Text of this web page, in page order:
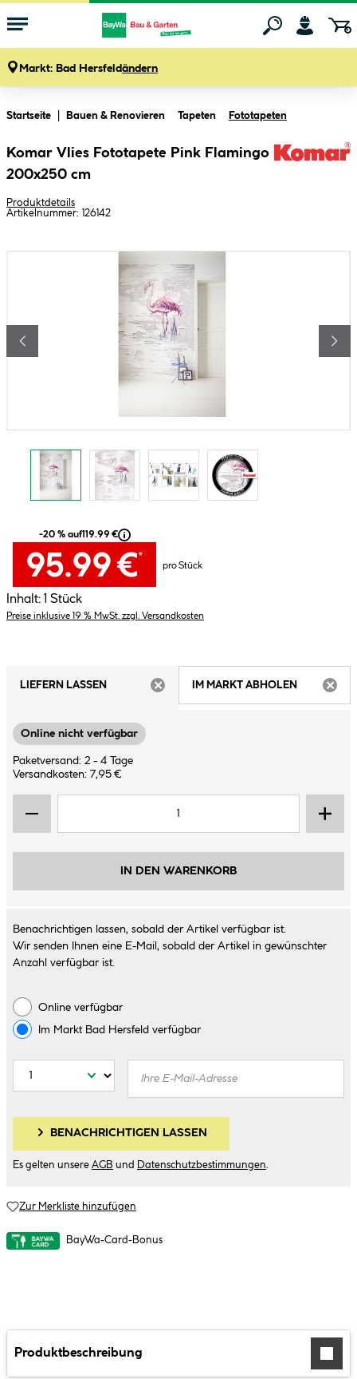
Markt: Bad Hersfeldändern
Startseite Bauen & Renovieren Tapeten Fototapeten
Komar Vlies Fototapete Pink Flamingo
200x250 cm
Produktdetails
Artikelnummer: 126142
-20 % auf119.99 €
95.99 €*
pro Stück
Inhalt: 1 Stück
Preise inklusive 19 % MwSt. zzgl. Versandkosten
LIEFERN LASSEN
IM MARKT ABHOLEN
Online nicht verfügbar
Paketversand: 2 - 4 Tage
Versandkosten: 7,95 €
IN DEN WARENKORB
Benachrichtigen lassen, sobald der Artikel verfügbar ist.
Wir senden Ihnen eine E-Mail, sobald der Artikel in gewünschter
Anzahl verfügbar ist.
Online verfügbar
Im Markt Bad Hersfeld verfügbar
BENACHRICHTIGEN LASSEN
Es gelten unsere AGB und Datenschutzbestimmungen
Zur Merkliste hinzufügen
BayWa-Card-Bonus
Produktbeschreibung